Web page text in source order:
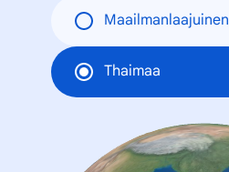
Maailmanlaajuinen
Thaimaa